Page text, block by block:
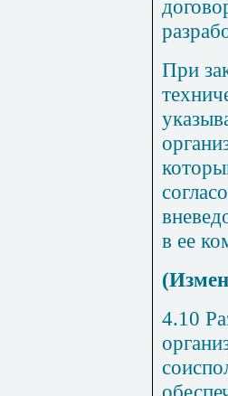
При
в ее
4.10